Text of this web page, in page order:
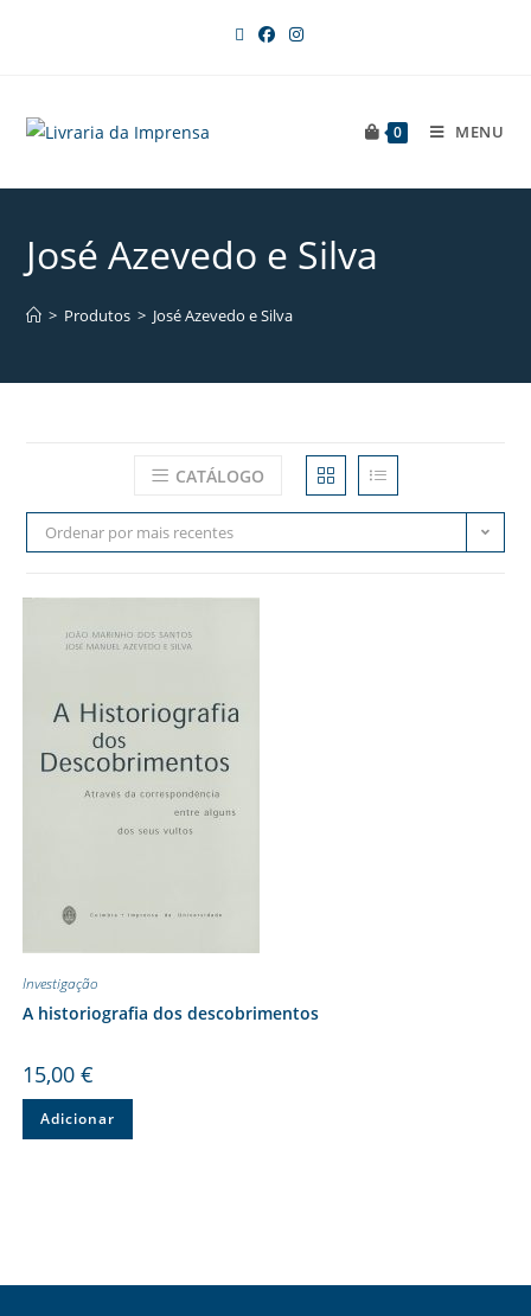
0 MENU
José Azevedo e Silva
> Produtos > José Azevedo e Silva
CATÁLOGO
Ordenar por mais recentes
Investigação
A historiografia dos descobrimentos
15,00 €
Adicionar